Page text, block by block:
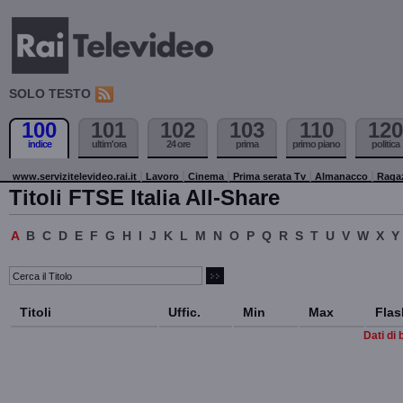
SOLO TESTO
100
indice
101
ultim'ora
102
24 ore
103
prima
110
primo piano
120
politica
www.servizitelevideo.rai.it Lavoro Cinema Prima serata Tv Almanacco
Titoli FTSE Italia All-Share
A B C D E F G H I J K L M N O P Q R S T U V W X Y
Titoli Uffic. Min Max
Dati di